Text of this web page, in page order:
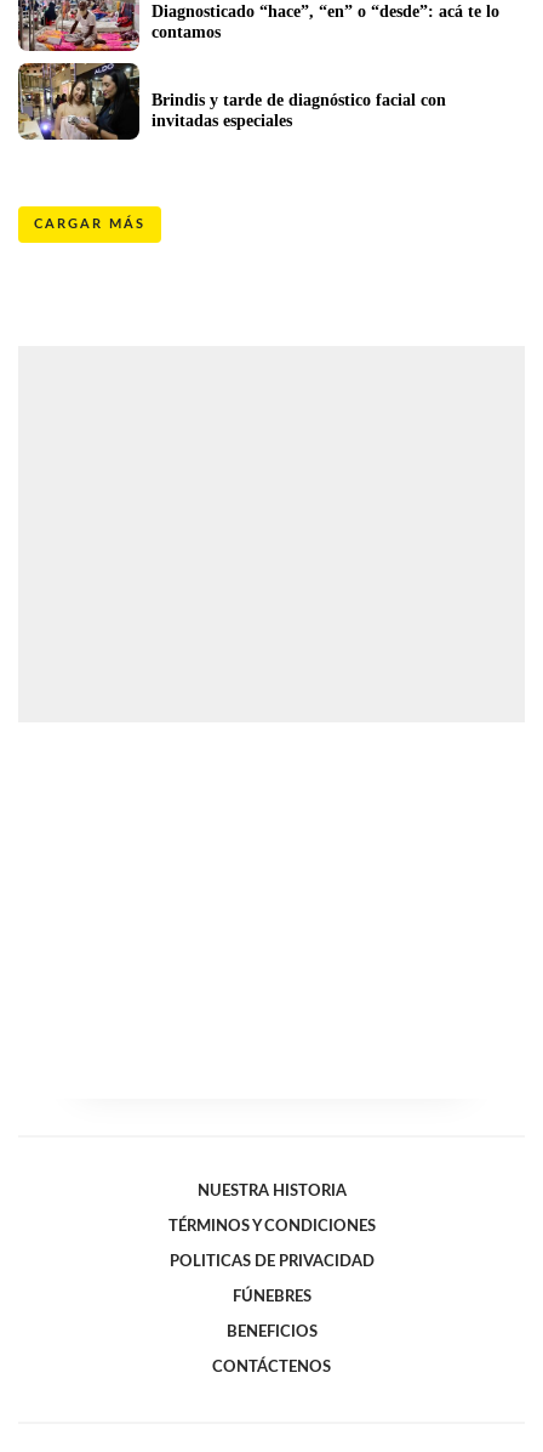
Diagnosticado “hace”, “en” o “desde”: acá te lo
contamos
Brindis y tarde de diagnóstico facial con
invitadas especiales
CARGAR MÁS
NUESTRA HISTORIA
TÉRMINOS Y CONDICIONES
POLITICAS DE PRIVACIDAD
FÚNEBRES
BENEFICIOS
CONTÁCTENOS